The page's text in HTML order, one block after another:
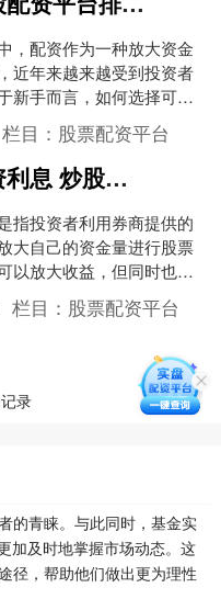
，配资作为一种放大资金
近年来越来越受到投资者
新手而言，如何选择可靠
资平台，以及如何安全入
握的关键知识....
栏目： 股票配资平台
期货配资利息 炒股配资知识宝典，助你轻松玩转配资
指投资者利用券商提供的
大自己的资金量进行股票
以放大收益，但同时也增
此，在进行配资之前，投
了解配资知识....
栏目： 股票配资平台
录
的青睐。与此同时，基金实
加及时地掌握市场动态。这
径，帮助他们做出更为理性